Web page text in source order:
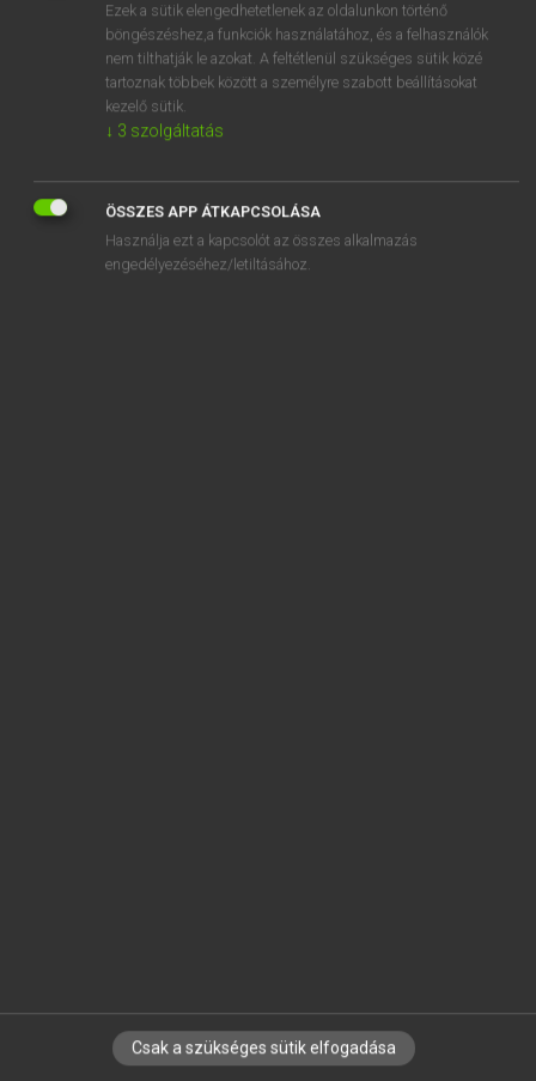
EURÓPAI UNIÓS TERMINOLÓGIAI SZÓTÁR
Kapcsolódó anyagok
végrehajtás felfüggesztése
végrehajtási egyezmény
végrehajtási eljárás
IRATKOZZ FEL HÍRLEVELÜNKRE!
Ezek a sütik elengedhetetlenek az oldalunkon történő
böngészéshez,a funkciók használatához, és a felhasználók
nem tilthatják le azokat. A feltétlenül szükséges sütik közé
tartoznak többek között a személyre szabott beállításokat
kezelő sütik.
↓ 3 szolgáltatás
ÖSSZES APP ÁTKAPCSOLÁSA
Használja ezt a kapcsolót az összes alkalmazás
engedélyezéséhez/letiltásához.
Csak a szükséges sütik elfogadása